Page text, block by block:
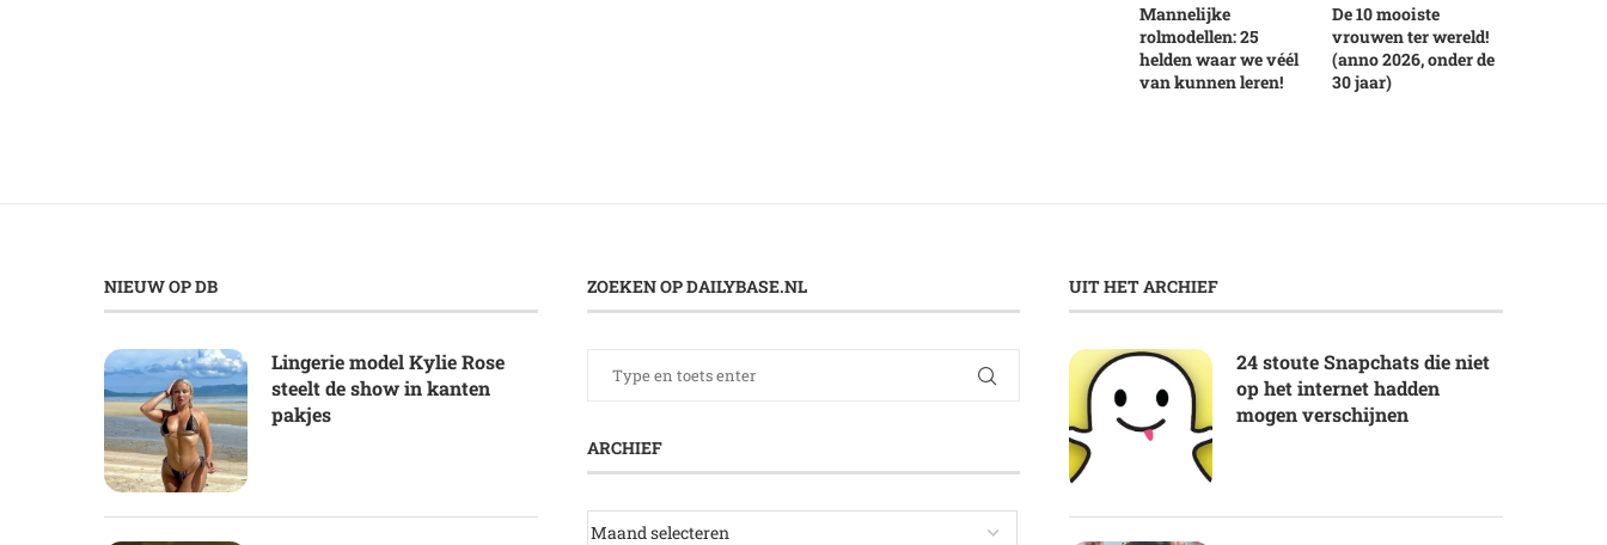
Mannelijke
rolmodellen: 25
helden waar we véél
van kunnen leren!
De 10 mooiste
vrouwen ter wereld!
(anno 2026, onder de
30 jaar)
NIEUW OP DB
Lingerie model Kylie Rose
steelt de show in kanten
pakjes
ZOEKEN OP DAILYBASE.NL
ARCHIEF
UIT HET ARCHIEF
24 stoute Snapchats die niet
op het internet hadden
mogen verschijnen